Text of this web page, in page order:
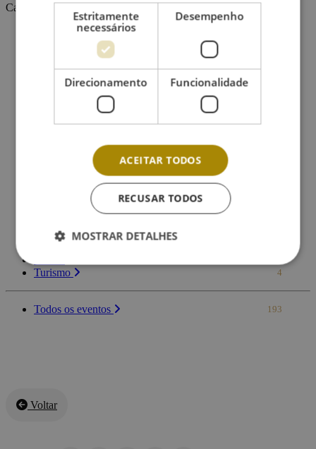
Categorias
Agricultura
Atividades Escolares
Concertinas
Concertos
Eventos Gerais
Hasta Pública
Informação geral
Novas Tecnologias
Turismo 4
Todos os eventos 193
Voltar
Estritamente
necessários
Desempenho
Direcionamento Funcionalidade
ACEITAR TODOS
RECUSAR TODOS
MOSTRAR DETALHES